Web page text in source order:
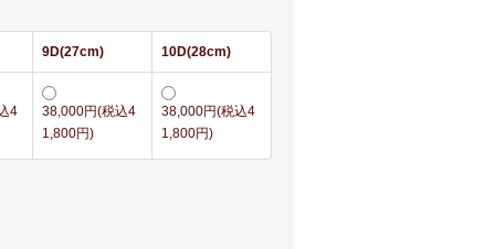
9D(27cm) 10D(28cm)
4
38,000円(税込4
1,800円)
38,000円(税込4
1,800円)